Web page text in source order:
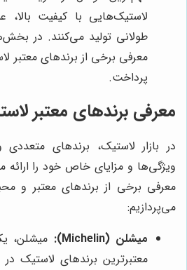
لاستیک‌هایی با کیفیت
طولانی تولید می‌کنند. در
معرفی برخی از برندهای معتبر
پرداخت.
معرفی برندهای معتبر
در بازار لاستیک، برندهای
ویژگی‌ها و مزایای خاص خود را
معرفی برخی از برندهای معتبر و
می‌پردازیم:
میشلن (Michelin):
میشلن،
معتبرترین برندهای لاستیک